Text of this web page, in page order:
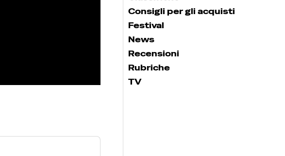
Consigli per gli acquisti
Festival
News
Recensioni
Rubriche
TV